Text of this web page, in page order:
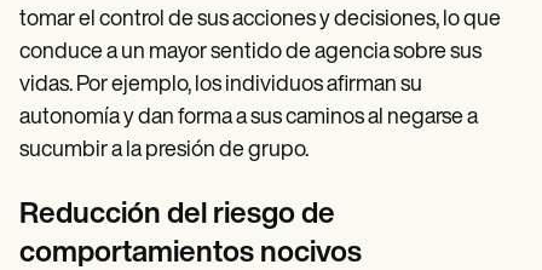
tomar el control de sus acciones y decisiones, lo que
conduce a un mayor sentido de agencia sobre sus
vidas. Por ejemplo, los individuos afirman su
autonomía y dan forma a sus caminos al negarse a
sucumbir a la presión de grupo.
Reducción del riesgo de
comportamientos nocivos